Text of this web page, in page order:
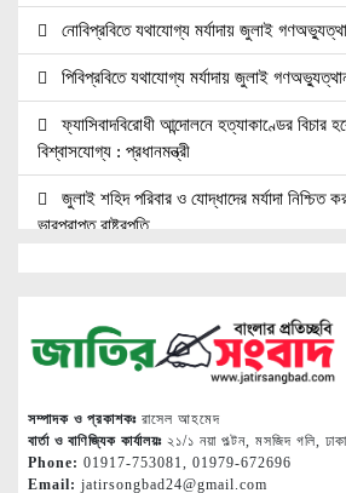
নোবিপ্রবিতে যথাযোগ্য মর্যাদায় জুলাই
পিবিপ্রবিতে যথাযোগ্য মর্যাদায় জুলাই
ফ্যাসিবাদবিরোধী আন্দোলনে হত্যাকাণ্ডের বিচার
বিশ্বাসযোগ্য : প্রধানমন্ত্রী
জুলাই শহিদ পরিবার ও যোদ্ধাদের মর্যাদা নিশ্চিত
ভারপ্রাপ্ত রাষ্ট্রপতি
উচ্চশিক্ষার দ্বার খুলতে ‘ওভারসীজ এডুকেয়ার’
যাত্রা
সাপাহারে তুচ্ছ ঘটনায় দম্পতি কে পিটিয়ে জখম
এককালের আপোষহীন বিএনপি এখন আপোসকামী
সম্পাদক ও প্রকাশকঃ রাসেল আহমেদ
বার্তা ও বাণিজ্যিক কার্যালয়ঃ ২১/১ নয়া পল্টন, মসজিদ গলি,
Phone: 01917-753081, 01979-672696
Email: jatirsongbad24@gmail.com